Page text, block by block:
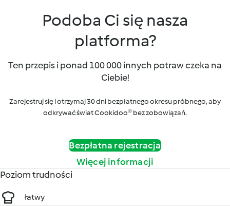
Podoba Ci się nasza
platforma?
Ten przepis i ponad 100 000 innych potraw czeka na
Ciebie!
Zarejestruj się i otrzymaj 30 dni bezpłatnego okresu próbnego, aby
odkrywać świat Cookidoo® bez zobowiązań.
Bezpłatna rejestracja
Więcej informacji
Poziom trudności
łatwy